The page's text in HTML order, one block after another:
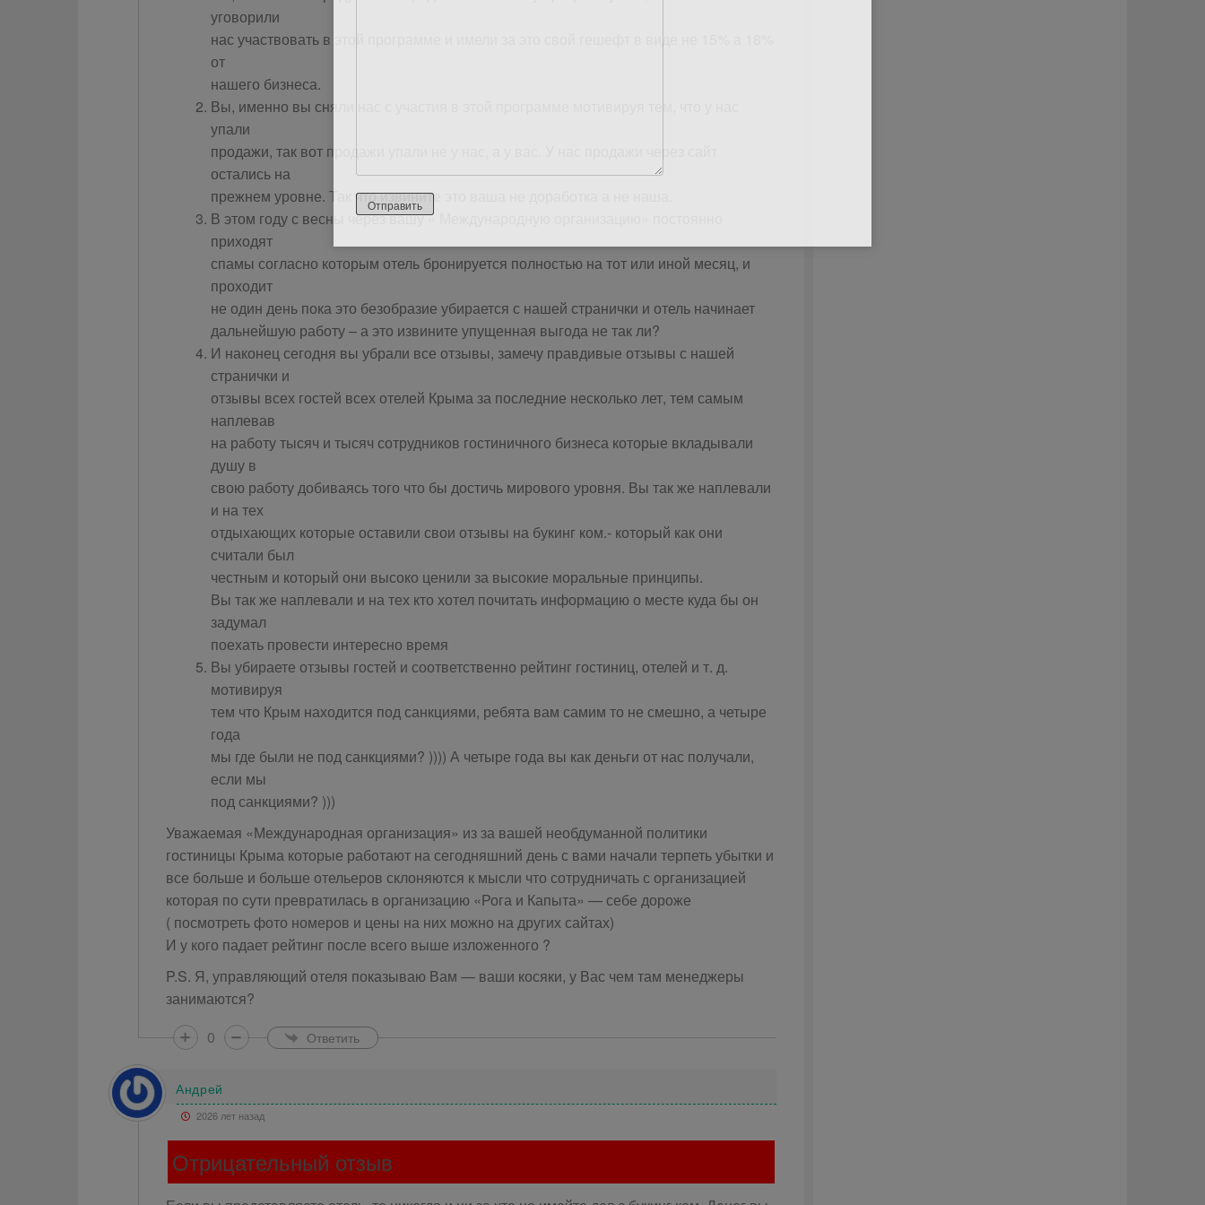
уговорили
нас участвовать в этой программе и имели за это свой гешефт в виде не 15% а 18%
от
нашего бизнеса.
Вы, именно вы сняли нас с участия в этой программе мотивируя тем, что у нас
упали
продажи, так вот продажи упали не у нас, а у вас. У нас продажи через сайт
остались на
прежнем уровне. Так что извините это ваша не доработка а не наша.
В этом году с весны через вашу « Международную организацию» постоянно
приходят
спамы согласно которым отель бронируется полностью на тот или иной месяц, и
проходит
не один день пока это безобразие убирается с нашей странички и отель начинает
дальнейшую работу – а это извините упущенная выгода не так ли?
И наконец сегодня вы убрали все отзывы, замечу правдивые отзывы с нашей
странички и
отзывы всех гостей всех отелей Крыма за последние несколько лет, тем самым
наплевав
на работу тысяч и тысяч сотрудников гостиничного бизнеса которые вкладывали
душу в
свою работу добиваясь того что бы достичь мирового уровня. Вы так же наплевали
и на тех
отдыхающих которые оставили свои отзывы на букинг ком.- который как они
считали был
честным и который они высоко ценили за высокие моральные принципы.
Вы так же наплевали и на тех кто хотел почитать информацию о месте куда бы он
задумал
поехать провести интересно время
Вы убираете отзывы гостей и соответственно рейтинг гостиниц, отелей и т. д.
мотивируя
тем что Крым находится под санкциями, ребята вам самим то не смешно, а четыре
года
мы где были не под санкциями? )))) А четыре года вы как деньги от нас получали,
если мы
под санкциями? )))
Уважаемая «Международная организация» из за вашей необдуманной политики
гостиницы Крыма которые работают на сегодняшний день с вами начали терпеть убытки и
все больше и больше отельеров склоняются к мысли что сотрудничать с организацией
которая по сути превратилась в организацию «Рога и Капыта» — себе дороже
( посмотреть фото номеров и цены на них можно на других сайтах)
И у кого падает рейтинг после всего выше изложенного ?
P.S. Я, управляющий отеля показываю Вам — ваши косяки, у Вас чем там менеджеры
занимаются?
0
Ответить
Андрей
2026 лет назад
Отрицательный отзыв